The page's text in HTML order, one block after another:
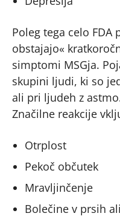
Poleg tega celo FDA
obstajajo«
simptomi MSGja.
skupini ljudi, ki so
ali pri ljudeh z
Značilne reakcije
Otrplost
Pekoč občutek
Mravljinčenje
Bolečine v prsih